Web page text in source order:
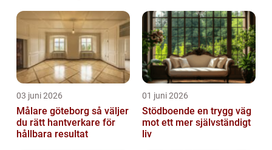
03 juni 2026
Målare göteborg så väljer
du rätt hantverkare för
hållbara resultat
01 juni 2026
Stödboende en trygg väg
mot ett mer självständigt
liv